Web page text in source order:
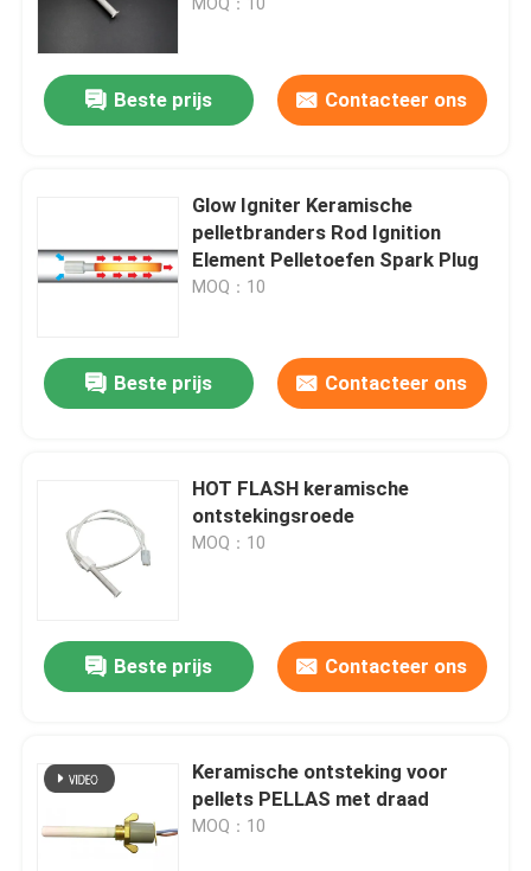
MOQ：10
Beste prijs Contacteer ons
Glow Igniter Keramische
pelletbranders Rod Ignition
Element Pelletoefen Spark Plug
MOQ：10
Beste prijs Contacteer ons
HOT FLASH keramische
ontstekingsroede
MOQ：10
Beste prijs Contacteer ons
Keramische ontsteking voor
pellets PELLAS met draad
MOQ：10